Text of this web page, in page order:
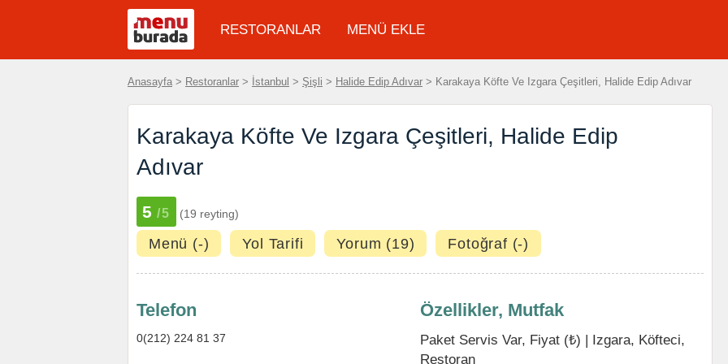
RESTORANLAR MENÜ EKLE
Anasayfa > Restoranlar > İstanbul > Şişli > Halide Edip Adıvar > Karakaya Köfte Ve Izgara Çeşitleri, Halide Edip Adıvar
Karakaya Köfte Ve Izgara Çeşitleri, Halide Edip
Adıvar
5 /5 (19 reyting)
Menü (-) Yol Tarifi Yorum (19) Fotoğraf (-)
Telefon
0(212) 224 81 37
Özellikler, Mutfak
Paket Servis Var, Fiyat (₺) | Izgara, Köfteci,
Restoran